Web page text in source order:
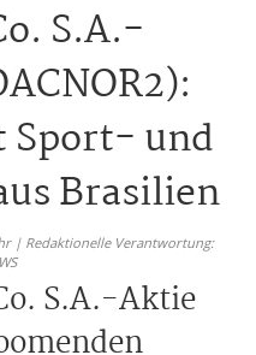
S.A.-
Sport- und
Brasilien
| Redaktionelle Verantwortung:
S.A.-Aktie